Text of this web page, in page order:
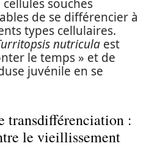
souches
de se différencier à
types cellulaires.
nutricula est
le temps » et de
juvénile en se
transdifférenciation :
le vieillissement